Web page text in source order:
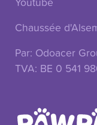
Chaussée
Par: Odoacer
TVA: BE 0 541